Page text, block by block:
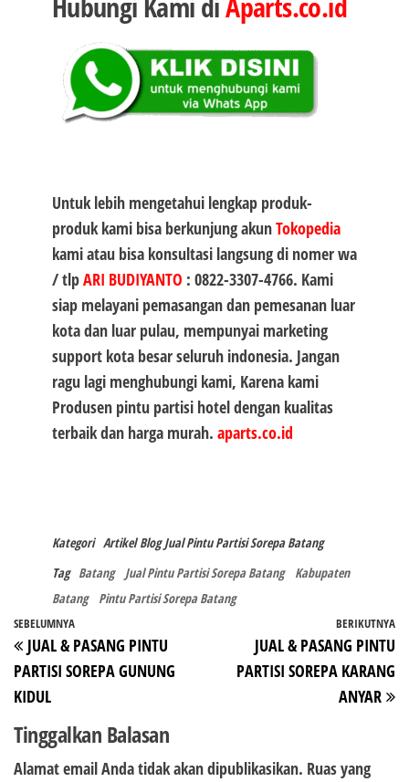
Untuk lebih mengetahui lengkap produk-
produk kami bisa berkunjung akunTokopedia
kami atau bisa konsultasi langsung di nomer wa
/ tlpARI BUDIYANTO : 0822-3307-4766. Kami
siap melayani pemasangan dan pemesanan luar
kota dan luar pulau, mempunyai marketing
support kota besar seluruh indonesia. Jangan
ragu lagi menghubungi kami, Karena kami
Produsen pintu partisi hoteldengan kualitas
terbaik dan harga murah. aparts.co.id
Kategori Artikel Blog Jual Pintu Partisi Sorepa Batang
Tag Batang Jual Pintu Partisi Sorepa Batang
Kabupaten
Batang
Pintu Partisi Sorepa Batang
Navigasi
pos
Pos
Sebelumnya
SEBELUMNYA
JUAL & PASANG PINTU
PARTISI SOREPA GUNUNG
KIDUL
BERIKUTNYA
JUAL & PASANG PINTU
PARTISI SOREPA KARANG
ANYAR
Tinggalkan Balasan
Alamat email Anda tidak akan dipublikasikan. Ruas yang